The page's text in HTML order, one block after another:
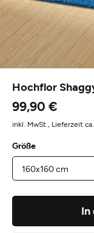
Hochflor
99,90 €
inkl. MwSt., Lieferzeit
Größe
In